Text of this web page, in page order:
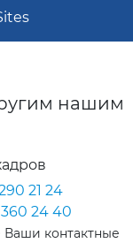
нашим
21 24
360 24 40
контактные